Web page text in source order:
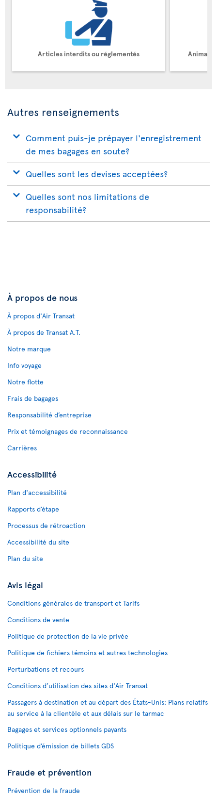
Articles interdits ou réglementés Animaux
Autres renseignements
Comment puis-je prépayer l'enregistrement
de mes bagages en soute?
Quelles sont les devises acceptées?
Quelles sont nos limitations de
responsabilité?
À propos de nous
À propos d'Air Transat
À propos de Transat A.T.
Notre marque
Info voyage
Notre flotte
Frais de bagages
Responsabilité d’entreprise
Prix et témoignages de reconnaissance
Carrières
Accessibilité
Plan d'accessibilité
Rapports d’étape
Processus de rétroaction
Accessibilité du site
Plan du site
Avis légal
Conditions générales de transport et Tarifs
Conditions de vente
Politique de protection de la vie privée
Politique de fichiers témoins et autres technologies
Perturbations et recours
Conditions d’utilisation des sites d'Air Transat
Passagers à destination et au départ des États-Unis: Plans relatifs
au service à la clientèle et aux délais sur le tarmac
Bagages et services optionnels payants
Politique d’émission de billets GDS
Fraude et prévention
Prévention de la fraude